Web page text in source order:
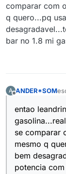
comparar com
q quero...pq
bar no 1.8 mi
A ANDER*SOM
entao
se comparar
mesmo q
bem
potencia